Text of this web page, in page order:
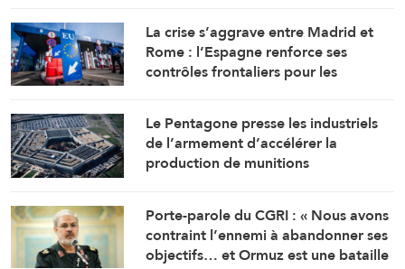
La crise s’aggrave entre Madrid et
Rome : l’Espagne renforce ses
contrôles frontaliers pour les
Le Pentagone presse les industriels
de l’armement d’accélérer la
production de munitions
Porte-parole du CGRI : « Nous avons
contraint l’ennemi à abandonner ses
objectifs… et Ormuz est une bataille